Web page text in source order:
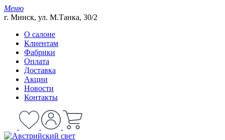
Меню
г. Минск, ул. М.Танка, 30/2
О салоне
Клиентам
Фабрики
Оплата
Доставка
Акции
Новости
Контакты